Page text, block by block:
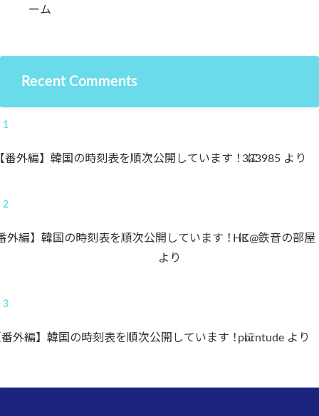
ーム
Recent Comments
番外編】韓国の時刻表を順次公開しています！に
333985より
外編】韓国の時刻表を順次公開しています！ に
HK@鉄音の部屋
より
外編】韓国の時刻表を順次公開しています！に
porntude より